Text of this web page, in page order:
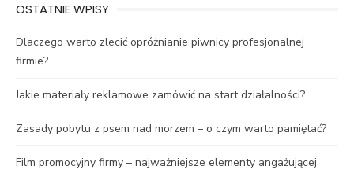
OSTATNIE WPISY
Dlaczego warto zlecić opróżnianie piwnicy profesjonalnej
firmie?
Jakie materiały reklamowe zamówić na start działalności?
Zasady pobytu z psem nad morzem – o czym warto pamiętać?
Film promocyjny firmy – najważniejsze elementy angażującej